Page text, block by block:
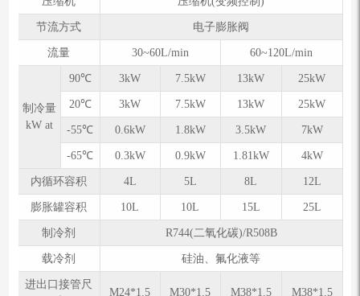
节流方式 电子膨胀阀
流量 30~60L/min 60~120L/min
制冷量
kW at
90℃ 3kW 7.5kW 13kW 25kW
20℃ 3kW 7.5kW 13kW 25kW
-55℃ 0.6kW 1.8kW 3.5kW 7kW
-65℃ 0.3kW 0.9kW 1.81kW 4kW
内循环容积 4L 5L 8L 12L
膨胀罐容积 10L 10L 15L 25L
制冷剂 R744(二氧化碳)/R508B
载冷剂 硅油、氟化液等
进出口接管尺
M24*1.5 M30*1.5 M38*1.5 M38*1.5